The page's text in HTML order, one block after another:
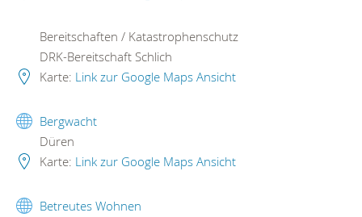
Bereitschaften / Katastrophenschutz
DRK-Bereitschaft Schlich
Karte: Link zur Google Maps Ansicht
Bergwacht
Düren
Karte: Link zur Google Maps Ansicht
Betreutes Wohnen